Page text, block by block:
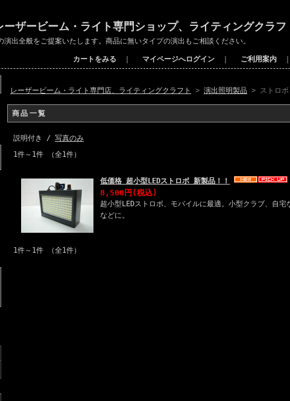
ザービーム・ライト専門ショップ、ライティングクラフ
出全般をご提案いたします。商品に無いタイプの演出もご相談ください。
カートをみる マイページへログイン ご利用案内
レーザービーム・ライト専門店、ライティングクラフト > 演出照明製品 > ストロボ
商品一覧
説明付き / 写真のみ
1件～1件 （全1件）
低価格 超小型LEDストロボ 新製品！！
8,500円 (税込)
超小型LEDストロボ、モバイルに最適。小型クラブ、自
などに。
1件～1件 （全1件）